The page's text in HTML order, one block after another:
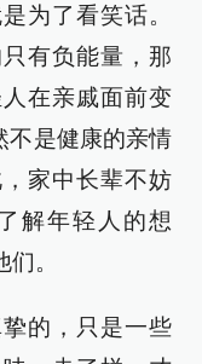
为了看笑话。
有负能量，那
在亲戚面前变
不是健康的亲情
家中长辈不妨
解年轻人的想
。
的，只是一些